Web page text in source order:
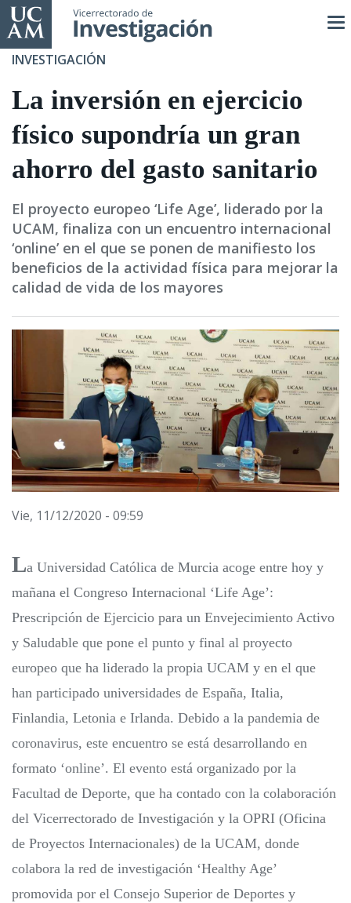
Pasar
al
contenido
INVESTIGACIÓN
La inversión en ejercicio
físico supondría un gran
ahorro del gasto sanitario
El proyecto europeo ‘Life Age’, liderado por la
UCAM, finaliza con un encuentro internacional
‘online’ en el que se ponen de manifiesto los
beneficios de la actividad física para mejorar la
calidad de vida de los mayores
Vie, 11/12/2020 - 09:59
La Universidad Católica de Murcia acoge entre hoy y
mañana el Congreso Internacional ‘Life Age’:
Prescripción de Ejercicio para un Envejecimiento Activo
y Saludable que pone el punto y final al proyecto
europeo que ha liderado la propia UCAM y en el que
han participado universidades de España, Italia,
Finlandia, Letonia e Irlanda. Debido a la pandemia de
coronavirus, este encuentro se está desarrollando en
formato ‘online’. El evento está organizado por la
Facultad de Deporte, que ha contado con la colaboración
del Vicerrectorado de Investigación y la OPRI (Oficina
de Proyectos Internacionales) de la UCAM, donde
colabora la red de investigación ‘Healthy Age’
promovida por el Consejo Superior de Deportes y